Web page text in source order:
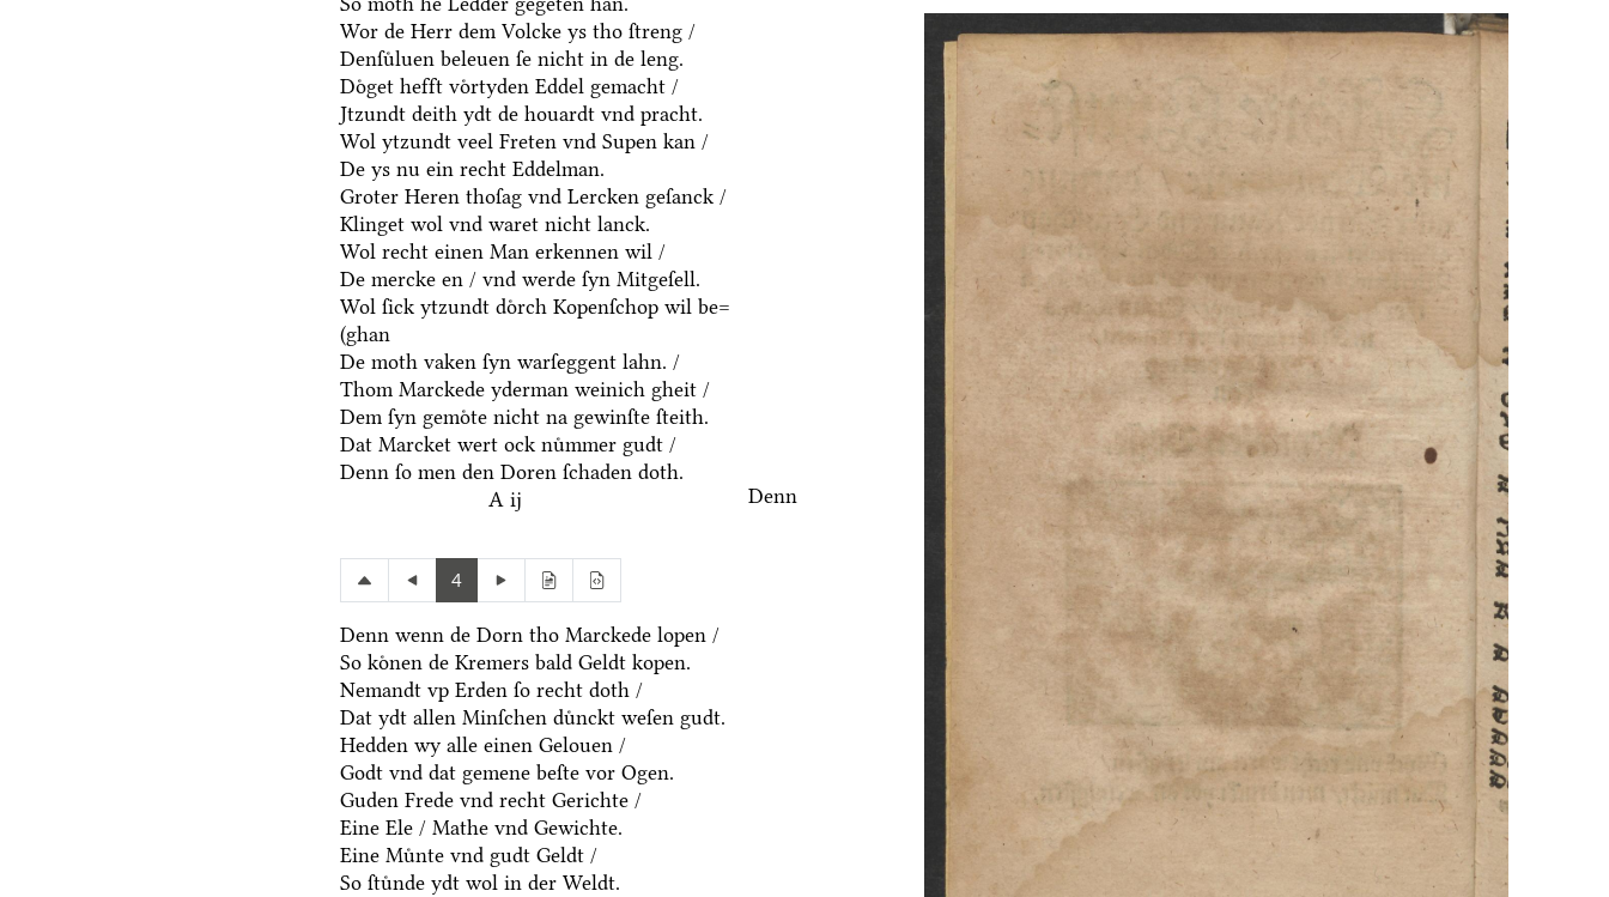
Wor de Herr dem Volcke ys tho ſtreng /
Denſuͤluen beleuen ſe nicht in de leng.
Doͤget hefft voͤrtyden Eddel gemacht /
Jtzundt deith ydt de houardt vnd pracht.
Wol ytzundt veel Freten vnd Supen kan /
De ys nu ein recht Eddelman.
Groter Heren thoſag vnd Lercken geſanck /
Klinget wol vnd waret nicht lanck.
Wol recht einen Man erkennen wil /
De mercke en / vnd werde ſyn Mitgeſell.
Wol ſick ytzundt doͤrch Kopenſchop wil be=
(ghan
De moth vaken ſyn warſeggent lahn. /
Thom Marckede yderman weinich gheit /
Dem ſyn gemoͤte nicht na gewinſte ſteith.
Dat Marcket wert ock nuͤmmer gudt /
Denn ſo men den Doren ſchaden doth.
A ij
Denn
4
Denn wenn de Dorn tho Marckede lopen /
So koͤnen de Kremers bald Geldt kopen.
Nemandt vp Erden ſo recht doth /
Dat ydt allen Minſchen duͤnckt weſen gudt.
Hedden wy alle einen Gelouen /
Godt vnd dat gemene beſte vor Ogen.
Guden Frede vnd recht Gerichte /
Eine Ele / Mathe vnd Gewichte.
Eine Muͤnte vnd gudt Geldt /
So ſtuͤnde ydt wol in der Weldt.